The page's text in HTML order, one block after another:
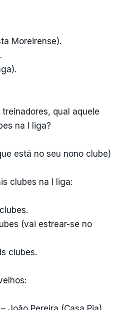
Moreirense).
treinadores, qual aquele
na I liga?
está no seu nono clube)
clubes na I liga:
(vai estrear-se no
clubes.